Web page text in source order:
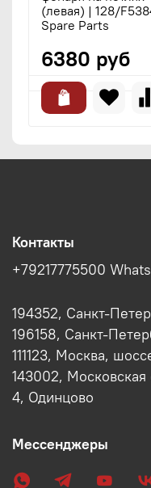
(левая) | 128/
Spare Parts
6380 руб
Контакты
+79217775500
194352, Санкт-
196158, Санкт-
111123, Москва,
143002, Московская
4, Одинцово
Мессенджеры